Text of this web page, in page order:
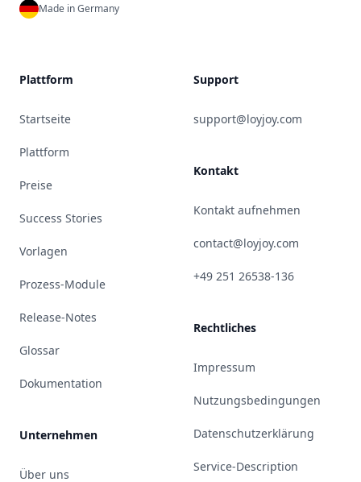
Made in Germany
Plattform
Startseite
Plattform
Preise
Success Stories
Vorlagen
Prozess-Module
Release-Notes
Glossar
Dokumentation
Unternehmen
Über uns
Support
support@loyjoy.com
Kontakt
Kontakt aufnehmen
contact@loyjoy.com
+49 251 26538-136
Rechtliches
Impressum
Nutzungsbedingungen
Datenschutzerklärung
Service-Description